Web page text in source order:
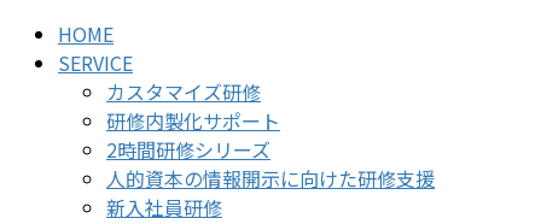
HOME
SERVICE
カスタマイズ研修
研修内製化サポート
2時間研修シリーズ
人的資本の情報開示に向けた研修支援
新入社員研修